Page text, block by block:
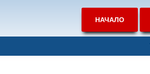
НАЧАЛО